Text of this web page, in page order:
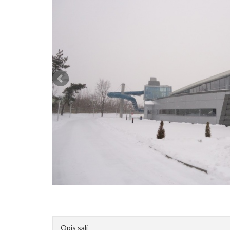
Opis sali